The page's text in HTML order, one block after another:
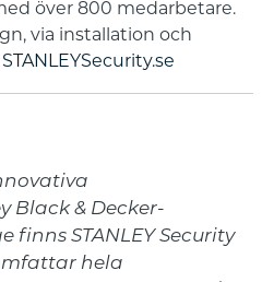
över 800 medarbetare.
via installation och
STANLEYSecurity.se
Black & Decker-
STANLEY Security
hela